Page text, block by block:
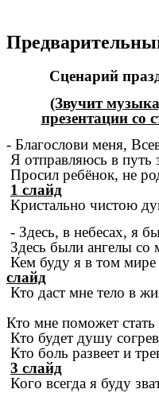
Сценарий
(Звучит
презентации со
- Благослови меня,
Я отправляюсь в путь
Просил
1 слайд
Кристально чистою
- Здесь, в небесах, я
Здесь были ангелы со
Кем буду я в
слайд
Кто даст мне тело в
Кто мне поможет стать
Кто будет душу
Кто боль
3 слайд
Кого всегда я буду